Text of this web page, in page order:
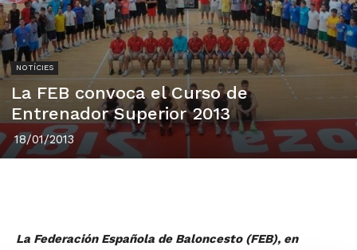
NOTÍCIES
La FEB convoca el Curso de
Entrenador Superior 2013
18/01/2013
La Federación Española de Baloncesto (FEB), en